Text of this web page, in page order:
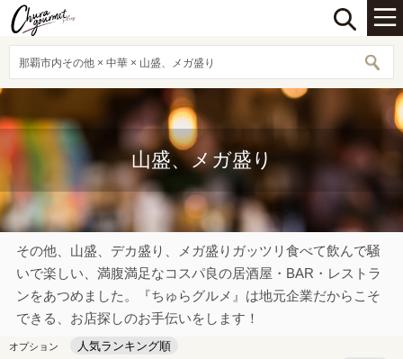
那覇市内その他 × 中華 × 山盛、メガ盛り
山盛、メガ盛り
その他、山盛、デカ盛り、メガ盛りガッツリ食べて飲んで騒
いで楽しい、満腹満足なコスパ良の居酒屋・BAR・レストラ
ンをあつめました。『ちゅらグルメ』は地元企業だからこそ
できる、お店探しのお手伝いをします！
オプション 人気ランキング順